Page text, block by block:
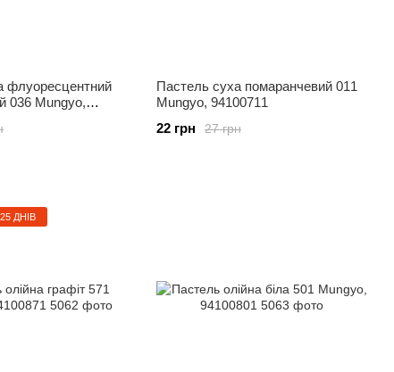
флуоресцентний
036 Mungyo,
Пастель суха помаранчевий 011
Mungyo, 94100711
27 грн
22 грн
ДНІВ